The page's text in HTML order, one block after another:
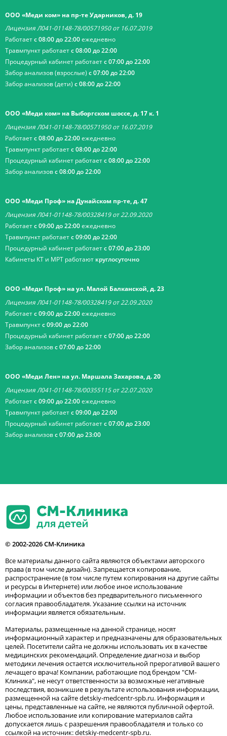
ООО «Меди ком» на пр-те Ударников, д. 19
Лицензия Л041-01148-78/00571950 от 16.07.2019
Работаетс 08:00 до 22:00ежедневно
Травмпункт работаетс 08:00 до 22:00
Процедурный кабинет работаетс 07:00 до 22:00
Забор анализов (взрослые) с 07:00 до 22:00
Забор анализов (дети) с 08:00 до 22:00
ООО «Меди ком» на Выборгском шоссе, д. 17 к. 1
Лицензия Л041-01148-78/00571950 от 16.07.2019
Работаетс 08:00 до 22:00ежедневно
Травмпункт работаетс 08:00 до 22:00
Процедурный кабинет работаетс 08:00 до 22:00
Забор анализовс 08:00 до 22:00
ООО «Меди Проф» на Дунайском пр-те, д. 47
Лицензия Л041-01148-78/00328419 от 22.09.2020
Работаетс 09:00 до 22:00ежедневно
Травмпункт работаетс 09:00 до 22:00
Процедурный кабинет работаетс 07:00 до 23:00
Кабинеты КТ и МРТ работают круглосуточно
ООО «Меди Проф» на ул. Малой Балканской, д. 23
Лицензия Л041-01148-78/00328419 от 22.09.2020
Работаетс 09:00 до 22:00ежедневно
Травмпунктс 09:00 до 22:00
Процедурный кабинет работаетс 07:00 до 22:00
Забор анализовс 07:00 до 22:00
ООО «Меди Лен» на ул. Маршала Захарова, д. 20
Лицензия Л041-01148-78/00355115 от 22.07.2020
Работаетс 09:00 до 22:00ежедневно
Травмпункт работаетс 09:00 до 22:00
Процедурный кабинет работаетс 07:00 до 23:00
Забор анализовс 07:00 до 23:00
© 2002-2026 СМ-Клиника
Все материалы данного сайта являются объектами авторского
права (в том числе дизайн). Запрещается копирование,
распространение (в том числе путем копирования на другие сайты
и ресурсы в Интернете) или любое иное использование
информации и объектов без предварительного письменного
согласия правообладателя. Указание ссылки на источник
информации является обязательным.
Материалы, размещенные на данной странице, носят
информационный характер и предназначены для образовательных
целей. Посетители сайта не должны использовать их в качестве
медицинских рекомендаций. Определение диагноза и выбор
методики лечения остается исключительной прерогативой вашего
лечащего врача! Компании, работающие под брендом "СМ-
Клиника", не несут ответственности за возможные негативные
последствия, возникшие в результате использования информации,
размещенной на сайте detskiy-medcentr-spb.ru. Информация и
цены, представленные на сайте, не являются публичной офертой.
Любое использование или копирование материалов сайта
допускается лишь с разрешения правообладателя и только со
ссылкой на источник: detskiy-medcentr-spb.ru.